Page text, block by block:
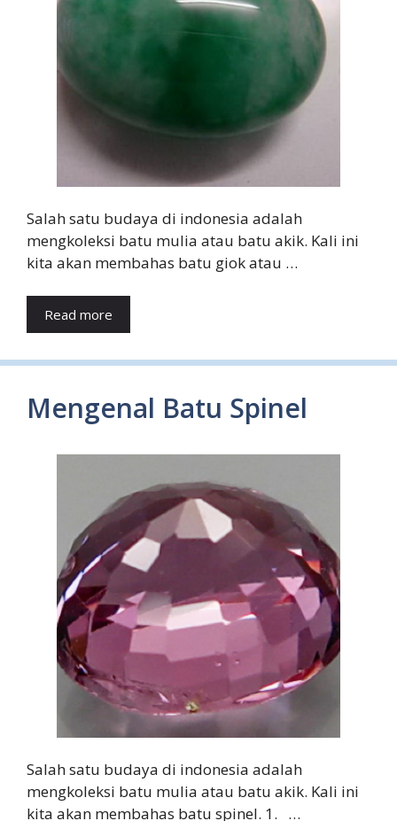
Salah satu budaya di indonesia adalah
mengkoleksi batu mulia atau batu akik. Kali ini
kita akan membahas batu giok atau …
Read more
Mengenal Batu Spinel
Salah satu budaya di indonesia adalah
mengkoleksi batu mulia atau batu akik. Kali ini
kita akan membahas batu spinel. 1. …